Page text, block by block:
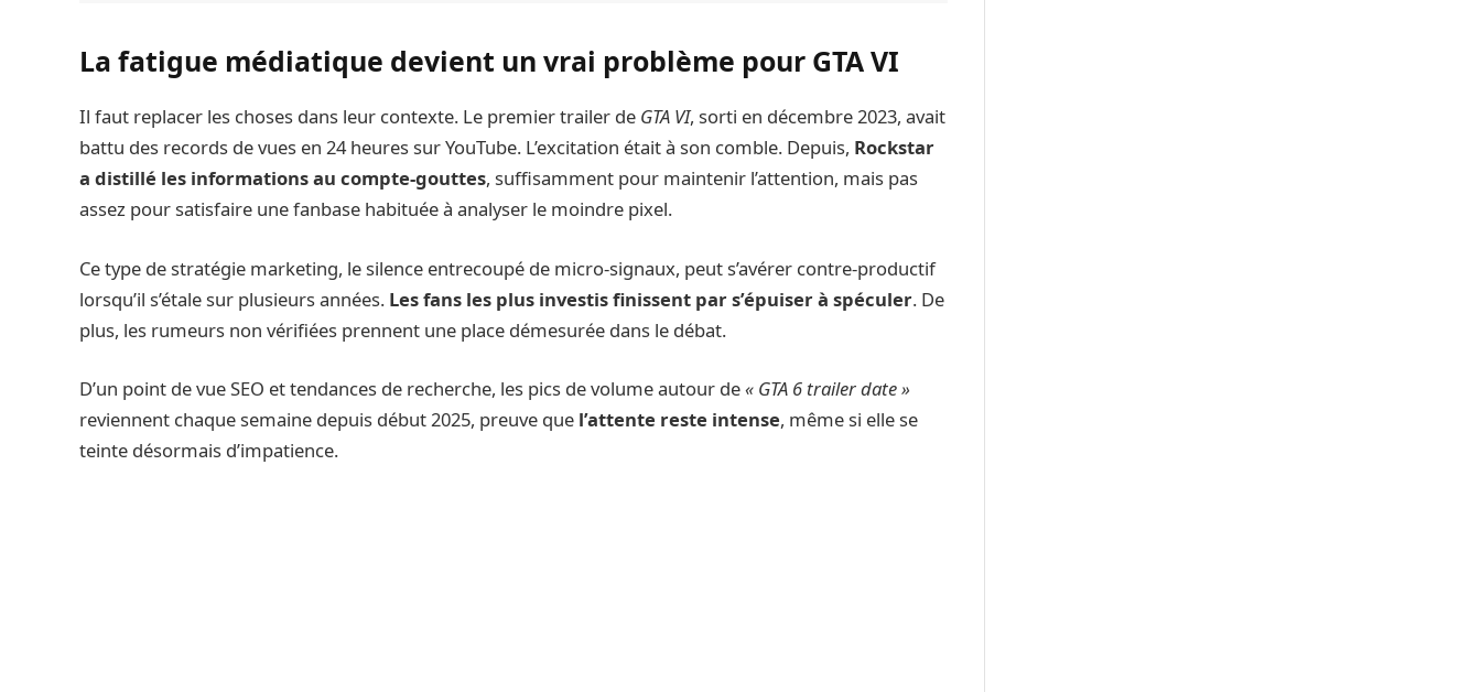
La fatigue médiatique devient un vrai problème pour GTA VI
Il faut replacer les choses dans leur contexte. Le premier trailer de GTA VI, sorti en décembre 2023, avait
battu des records de vues en 24 heures sur YouTube. L’excitation était à son comble. Depuis, Rockstar
a distillé les informations au compte-gouttes, suffisamment pour maintenir l’attention, mais pas
assez pour satisfaire une fanbase habituée à analyser le moindre pixel.
Ce type de stratégie marketing, le silence entrecoupé de micro-signaux, peut s’avérer contre-productif
lorsqu’il s’étale sur plusieurs années. Les fans les plus investis finissent par s’épuiser à spéculer. De
plus, les rumeurs non vérifiées prennent une place démesurée dans le débat.
D’un point de vue SEO et tendances de recherche, les pics de volume autour de« GTA 6 trailer date »
reviennent chaque semaine depuis début 2025, preuve que l’attente reste intense, même si elle se
teinte désormais d’impatience.